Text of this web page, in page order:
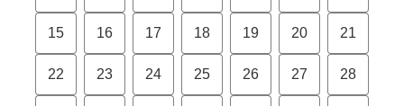
15 16 17 18 19 20 21
22 23 24 25 26 27 28